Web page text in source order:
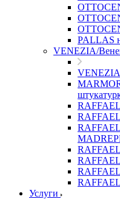
PALLAS
VENEZIA/
Услуги